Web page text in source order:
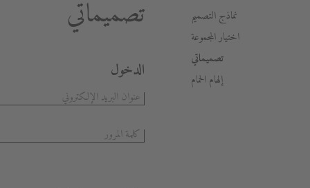
نماذج التصميم
اختيار المجموعة
تصميماتي
إلهام الحمام
تصميماتي
الدخول